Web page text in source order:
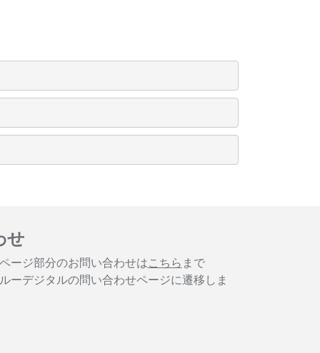
せ
ージ部分のお問い合わせはこちら まで
ーデジタルの問い合わせページに遷移しま